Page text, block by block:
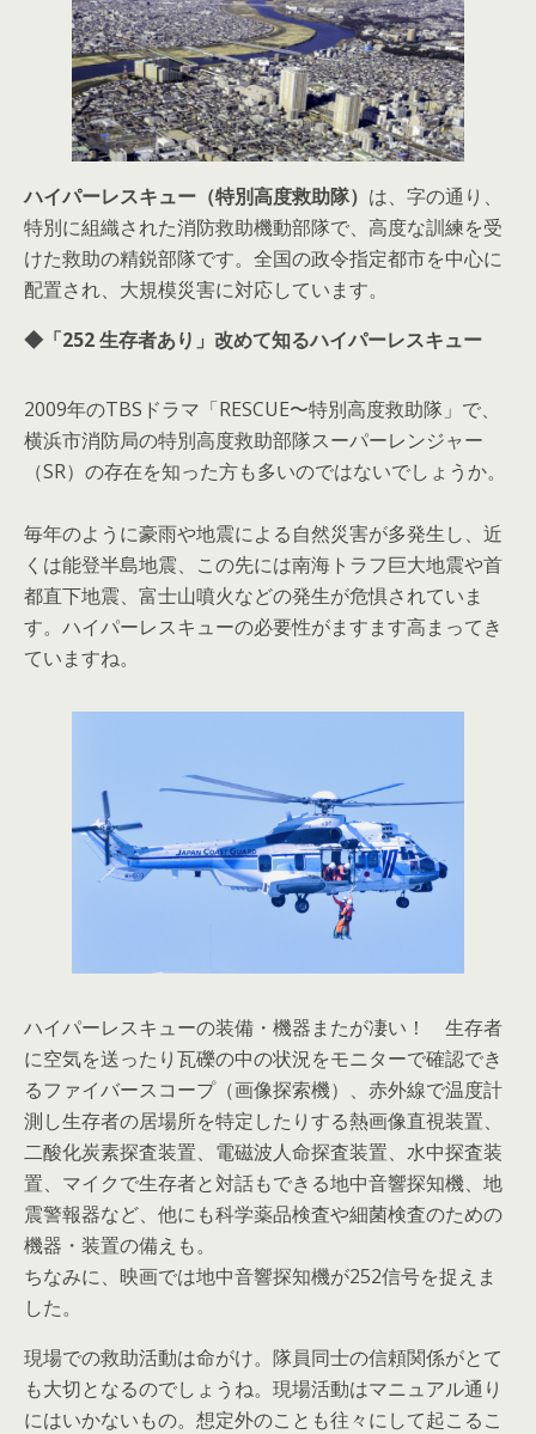
ハイパーレスキュー（特別高度救助隊） は、字の通り、
特別に組織された消防救助機動部隊で、高度な訓練を受
けた救助の精鋭部隊です。全国の政令指定都市を中心に
配置され、大規模災害に対応しています。
◆「252 生存者あり」改めて知るハイパーレスキュー
2009年のTBSドラマ「RESCUE〜特別高度救助隊」で、
横浜市消防局の特別高度救助部隊スーパーレンジャー
（SR）の存在を知った方も多いのではないでしょうか。
毎年のように豪雨や地震による自然災害が多発生し、近
くは能登半島地震、この先には南海トラフ巨大地震や首
都直下地震、富士山噴火などの発生が危惧されていま
す。ハイパーレスキューの必要性がますます高まってき
ていますね。
ハイパーレスキューの装備・機器またが凄い！ 生存者
に空気を送ったり瓦礫の中の状況をモニターで確認でき
るファイバースコープ（画像探索機）、赤外線で温度計
測し生存者の居場所を特定したりする熱画像直視装置、
二酸化炭素探査装置、電磁波人命探査装置、水中探査装
置、マイクで生存者と対話もできる地中音響探知機、地
震警報器など、他にも科学薬品検査や細菌検査のための
機器・装置の備えも。
ちなみに、映画では地中音響探知機が252信号を捉えま
した。
現場での救助活動は命がけ。隊員同士の信頼関係がとて
も大切となるのでしょうね。現場活動はマニュアル通り
にはいかないもの。想定外のことも往々にして起こるこ